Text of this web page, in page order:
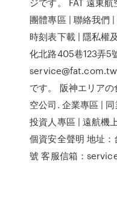
團體專區 | 聯絡我們
時刻表下載 | 隱私權
化北路405巷123弄5
service@fat.com.tw
です。 阪神エリア
空公司. 企業專區 |
投資人專區 | 遠航機
個資安全聲明 地址
號 客服信箱：